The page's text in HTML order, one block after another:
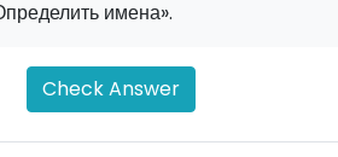
имена».
Check Answer